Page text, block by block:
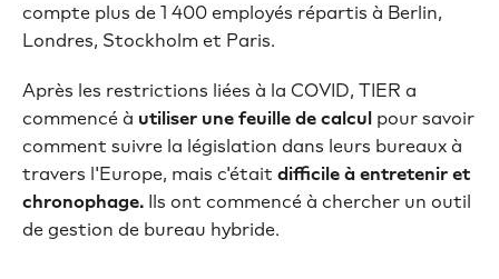
compte plus de 1 400 employés répartis à Berlin,
Londres, Stockholm et Paris.
Après les restrictions liées à la COVID, TIER a
commencé à utiliser une feuille de calcul pour savoir
comment suivre la législation dans leurs bureaux à
travers l'Europe, mais c'était difficile à entretenir et
chronophage. Ils ont commencé à chercher un outil
de gestion de bureau hybride.